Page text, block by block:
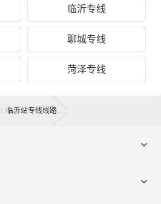
，脚踏实地让客户体验到及时、
使企业更加集中精力发展自身的
的价值。
临沂专线
聊城专线
菏泽专线
临沂站专线线路